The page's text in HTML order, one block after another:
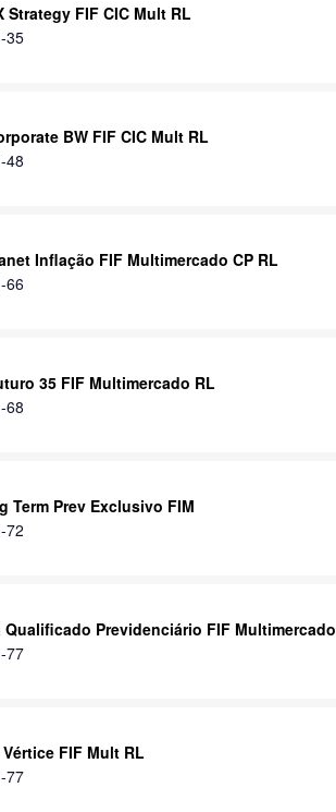
Strategy FIF CIC Mult RL
35
BW FIF CIC Mult RL
48
Inflação FIF Multimercado CP RL
66
35 FIF Multimercado RL
68
Term Prev Exclusivo FIM
72
Previdenciário FIF Multimercado
77
FIF Mult RL
77